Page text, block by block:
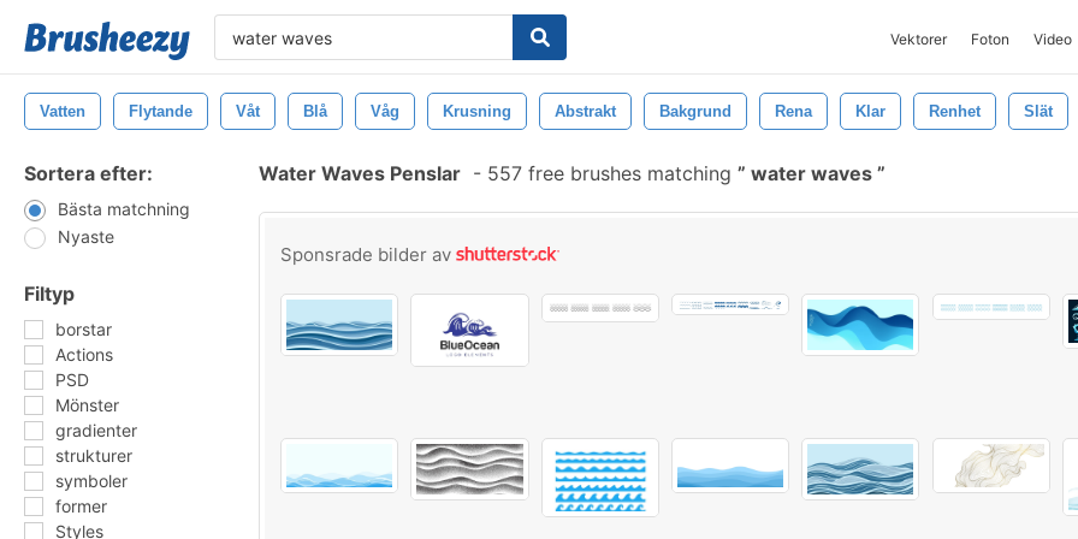
Vektorer Foton Video
Vatten Flytande Våt Blå Våg Krusning Abstrakt Bakgrund Rena Klar Renhet Slät
Sortera efter:
Bästa matchning
Nyaste
Filtyp
borstar
Actions
PSD
Mönster
gradienter
strukturer
symboler
former
Styles
Water Waves Penslar - 557 free brushes matching water waves
Sponsrade bilder av